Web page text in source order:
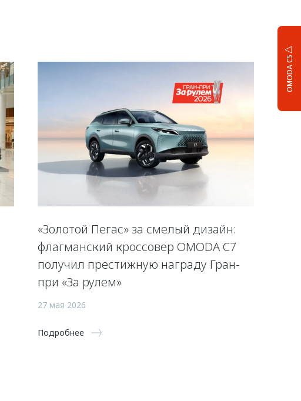
OMODA C5
«Золотой Пегас» за смелый дизайн:
флагманский кроссовер OMODA C7
получил престижную награду Гран-
при «За рулем»
27 мая 2026
Подробнее